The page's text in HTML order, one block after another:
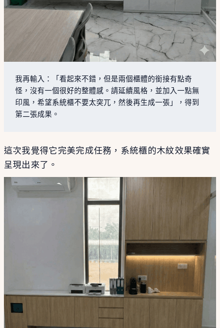
我再輸入：「看起來不錯，但是兩個櫃體的銜接有點奇
怪，沒有一個很好的整體感。請延續風格，並加入一點無
印風，希望系統櫃不要太突兀，然後再生成一張」，得到
第二張成果。
這次我覺得它完美完成任務，系統櫃的木紋效果確實
呈現出來了。